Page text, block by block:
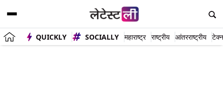
QUICKLY SOCIALLY महाराष्ट्र राष्ट्रीय आंतरराष्ट्रीय